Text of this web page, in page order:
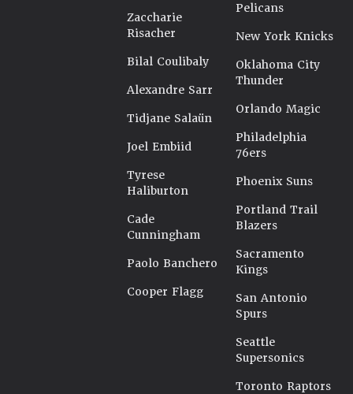
Zaccharie
Risacher
Bilal Coulibaly
Alexandre Sarr
Tidjane Salaün
Joel Embiid
Tyrese
Haliburton
Cade
Cunningham
Paolo Banchero
Cooper Flagg
Pelicans
New York Knicks
Oklahoma City
Thunder
Orlando Magic
Philadelphia
76ers
Phoenix Suns
Portland Trail
Blazers
Sacramento
Kings
San Antonio
Spurs
Seattle
Supersonics
Toronto Raptors